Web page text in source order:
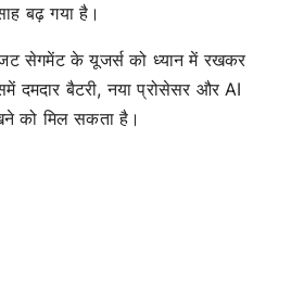
बढ़ गया है।
सेगमेंट के यूजर्स को ध्यान में रखकर
दमदार बैटरी, नया प्रोसेसर और AI
को मिल सकता है।